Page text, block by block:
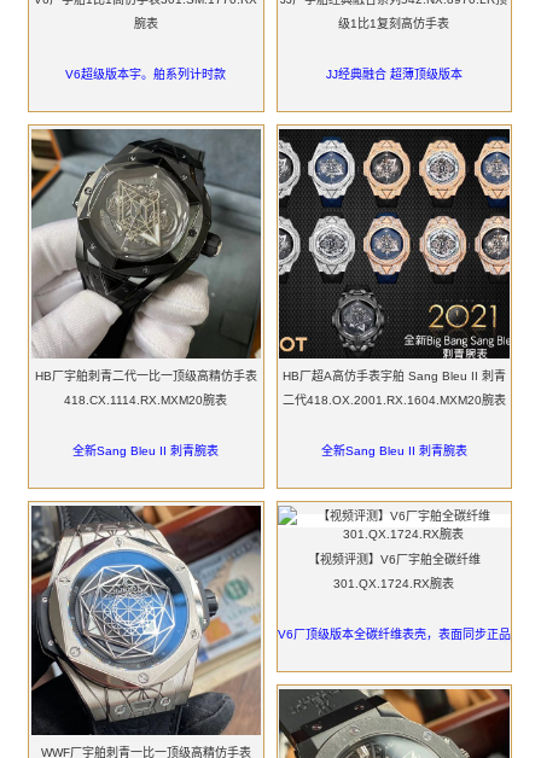
腕表
V6超级版本宇。舶系列计时款
级1比1复刻高仿手表
JJ经典融合 超薄顶级版本
HB厂宇舶刺青二代一比一顶级高精仿手表
418.CX.1114.RX.MXM20腕表
全新Sang Bleu II 刺青腕表
HB厂超A高仿手表宇舶 Sang Bleu II 刺青
二代418.OX.2001.RX.1604.MXM20腕表
全新Sang Bleu II 刺青腕表
WWF厂宇舶刺青一比一顶级高精仿手表
【视频评测】V6厂宇舶全碳纤维
301.QX.1724.RX腕表
V6厂顶级版本全碳纤维表壳，表面同步正品